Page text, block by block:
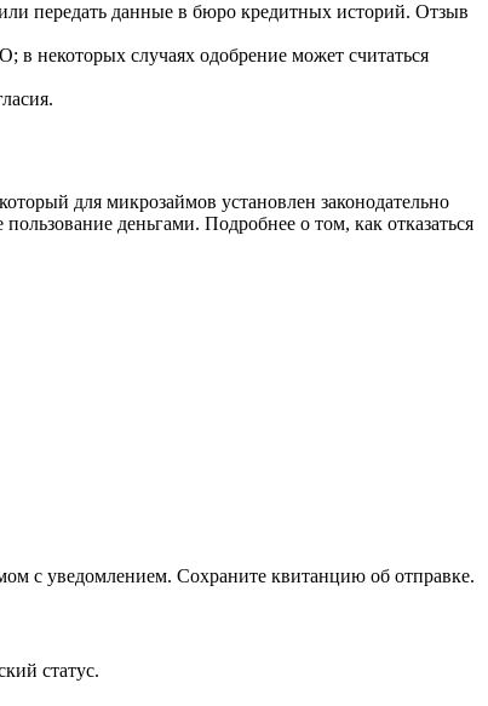
передать данные в бюро кредитных историй. Отзыв
некоторых случаях одобрение может считаться
для микрозаймов установлен законодательно
деньгами. Подробнее о том, как отказаться
с уведомлением. Сохраните квитанцию об отправке.
статус.